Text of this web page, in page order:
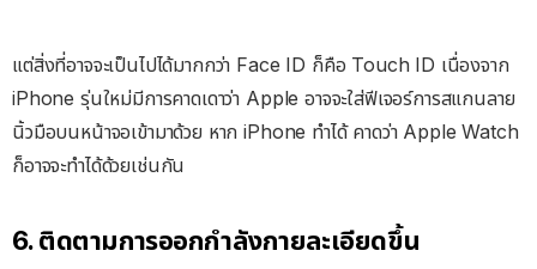
แต่สิ่งที่อาจจะเป็นไปได้มากกว่า Face ID ก็คือ Touch ID เนื่องจาก
iPhone รุ่นใหม่มีการคาดเดาว่า Apple อาจจะใส่ฟีเจอร์การสแกนลาย
นิ้วมือบนหน้าจอเข้ามาด้วย หาก iPhone ทำได้ คาดว่า Apple Watch
ก็อาจจะทำได้ด้วยเช่นกัน
6. ติดตามการออกกำลังกายละเอียดขึ้น